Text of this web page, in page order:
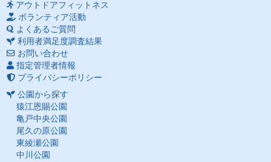
アウトドアフィットネス
ボランティア活動
よくあるご質問
利用者満足度調査結果
お問い合わせ
指定管理者情報
プライバシーポリシー
公園から探す
猿江恩賜公園
亀戸中央公園
尾久の原公園
東綾瀬公園
中川公園